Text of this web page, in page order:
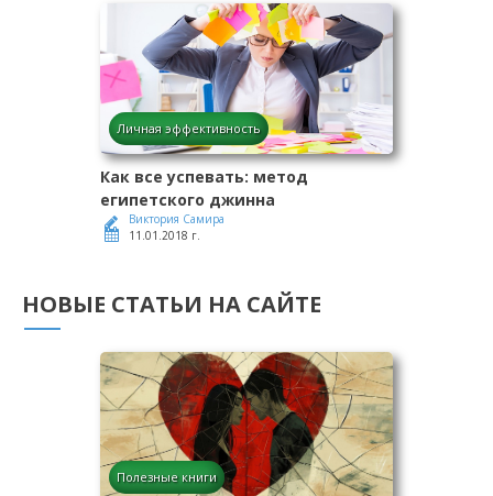
Личная эффективность
Как все успевать: метод
египетского джинна
Виктория Самира
11.01.2018 г.
НОВЫЕ СТАТЬИ НА САЙТЕ
Полезные книги